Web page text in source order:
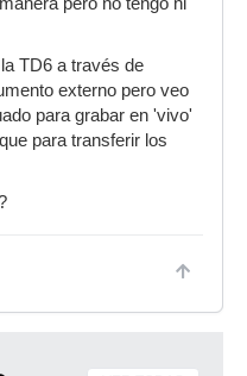
TD6 a través de
externo pero veo
para grabar en 'vivo'
para transferir los